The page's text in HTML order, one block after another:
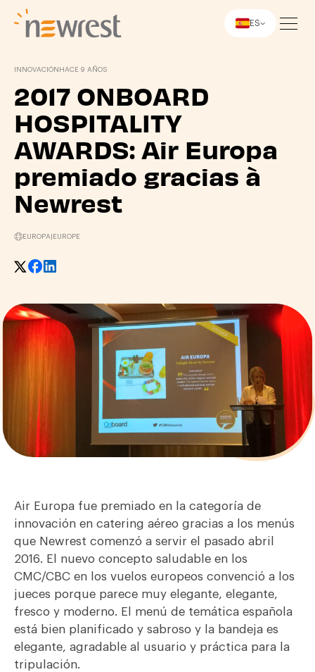
ES
INNOVACIÓN HACE 9 AÑOS
2017 ONBOARD
HOSPITALITY
AWARDS: Air Europa
premiado gracias à
Newrest
EUROPA EUROPE
Air Europa fue premiado en la categoría de
innovación en catering aéreo gracias a los menús
que Newrest comenzó a servir el pasado abril
2016. El nuevo concepto saludable en los
CMC/CBC en los vuelos europeos convenció a los
jueces porque parece muy elegante, elegante,
fresco y moderno. El menú de temática española
está bien planificado y sabroso y la bandeja es
elegante, agradable al usuario y práctica para la
tripulación.